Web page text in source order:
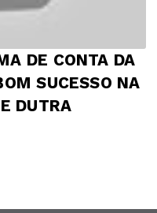
DE CONTA DA
SUCESSO NA
DUTRA